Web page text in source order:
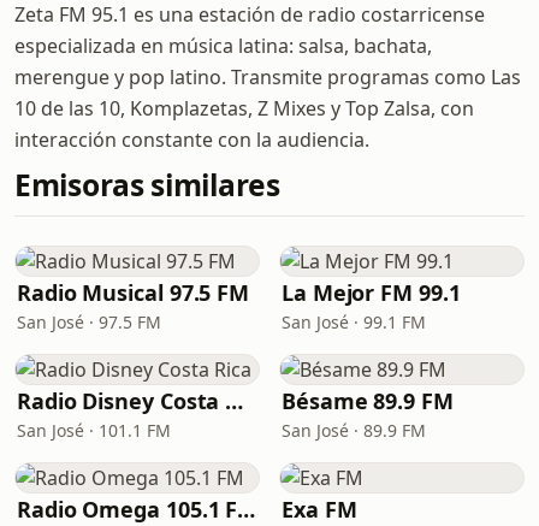
Zeta FM 95.1 es una estación de radio costarricense
especializada en música latina: salsa, bachata,
merengue y pop latino. Transmite programas como Las
10 de las 10, Komplazetas, Z Mixes y Top Zalsa, con
interacción constante con la audiencia.
Emisoras similares
Radio Musical 97.5 FM
San José · 97.5 FM
La Mejor FM 99.1
San José · 99.1 FM
Radio Disney Costa Rica
San José · 101.1 FM
Bésame 89.9 FM
San José · 89.9 FM
Radio Omega 105.1 FM Exa FM